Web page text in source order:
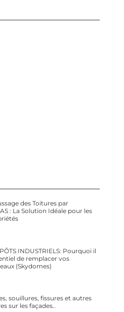
des Toitures par
: La Solution Idéale pour les
INDUSTRIELS: Pourquoi il
de remplacer vos
(Skydomes)
souillures, fissures et autres
sur les façades..